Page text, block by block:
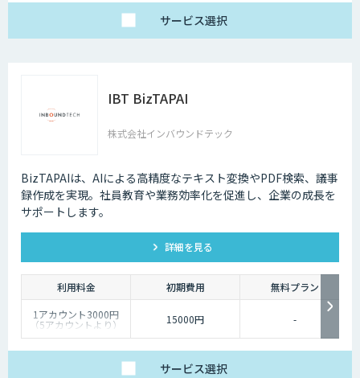
サービス選択
IBT BizTAPAI
株式会社インバウンドテック
BizTAPAIは、AIによる高精度なテキスト変換やPDF検索、議事
録作成を実現。社員教育や業務効率化を促進し、企業の成長を
サポートします。
詳細を見る
利用料金 初期費用
無料プラン
1アカウント3000円
（5アカウントより） 15000円 -
サービス選択